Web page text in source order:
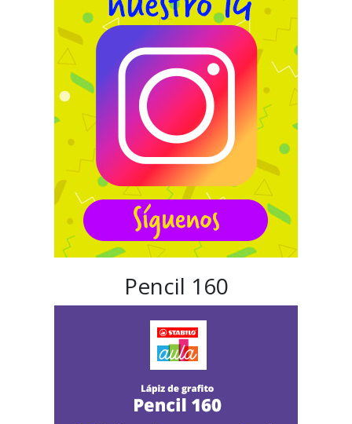
Pencil 160